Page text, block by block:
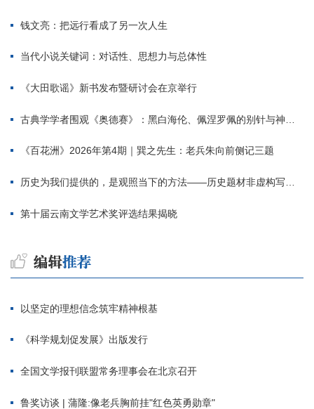
钱文亮：把远行看成了另一次人生
当代小说关键词：对话性、思想力与总体性
《大田歌谣》新书发布暨研讨会在京举行
古典学学者围观《奥德赛》：黑白海伦、佩涅罗佩的别针与神秘入侵者
《百花洲》2026年第4期｜巽之先生：老兵朱向前侧记三题
历史为我们提供的，是观照当下的方法——历史题材非虚构写作多人谈
第十届云南文学艺术奖评选结果揭晓
以坚定的理想信念筑牢精神根基
《科学规划促发展》出版发行
全国文学报刊联盟常务理事会在北京召开
鲁奖访谈 | 蒲隆:像老兵胸前挂"红色英勇勋章"